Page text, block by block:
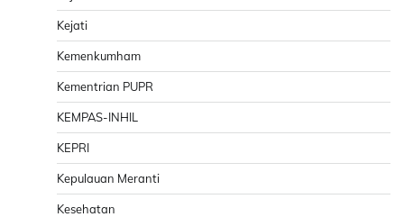
Kejati
Kemenkumham
Kementrian PUPR
KEMPAS-INHIL
KEPRI
Kepulauan Meranti
Kesehatan